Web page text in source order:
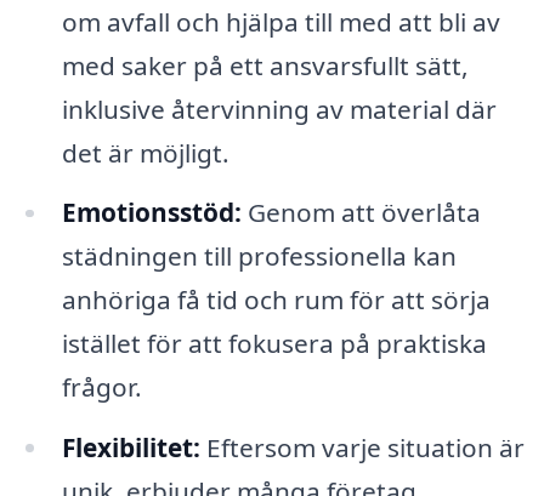
om avfall och hjälpa till med att bli av
med saker på ett ansvarsfullt sätt,
inklusive återvinning av material där
det är möjligt.
Emotionsstöd: Genom att överlåta
städningen till professionella kan
anhöriga få tid och rum för att sörja
istället för att fokusera på praktiska
frågor.
Flexibilitet: Eftersom varje situation är